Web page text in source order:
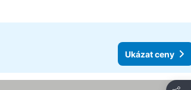
Ukázat ceny